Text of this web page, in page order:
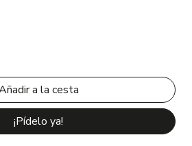
¡Pídelo ya!